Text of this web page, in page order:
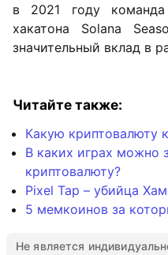
в 2021 году
хакатона Solana
значительный вклад в
Читайте также:
Какую криптовалюту
В каких играх можно
криптовалюту?
Pixel Tap – убийца
5 мемкоинов за
Не является